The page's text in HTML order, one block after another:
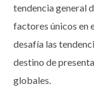
tendencia general
factores únicos en
desafía las
destino de
globales.